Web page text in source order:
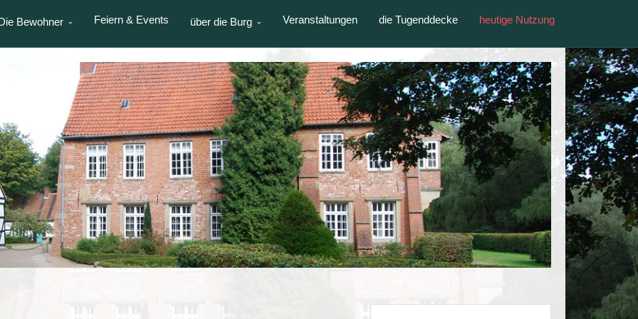
Bewohner Feiern & Events über die Burg Veranstaltungen die Tugenddecke heutige Nutzung